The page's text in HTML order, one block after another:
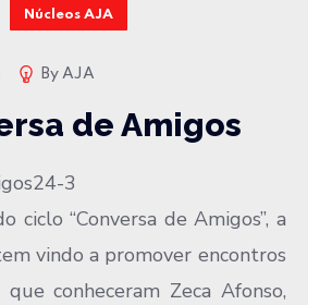
Núcleos AJA
ByAJA
de Amigos
ciclo “Conversa de Amigos”, a
vindo a promover encontros
conheceram Zeca Afonso,